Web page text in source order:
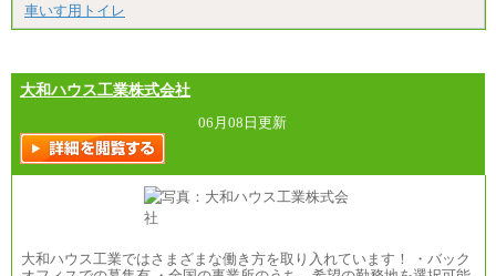
車いす用トイレ
大和ハウス工業株式会社
06月08日更新
大和ハウス工業ではさまざまな働き方を取り入れています！ ・バック